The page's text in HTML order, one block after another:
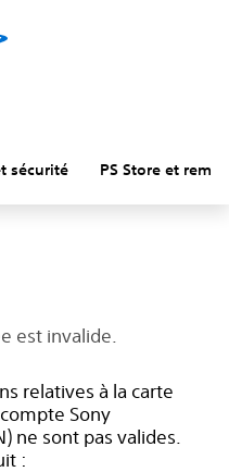
sécurité PS Store et
est invalide.
relatives à la carte
Sony
ne sont pas valides.
: